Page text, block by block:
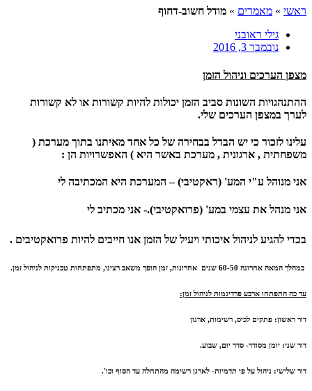
ראשי » מאמרים » מודל חשוב-דחוף
גילי ראובני
נובמבר 3, 2016
מצפן הערכים וניהול הזמן
ההתנהגויות השונות סביב הזמן יכולות להיות קשורות או לא קשורות
לערך במצפן הערכים שלי.
עלינו לזכור כי יש הבדל בבחירה של כל אחד מאיתנו בתוך מערכת (
משפחתית , ארגונית , מערכת באשר היא ) האפשרויות הן :
אני מנוהל ע"י המע' (ראקטיבי)– המערכת היא המכתיבה לי
אני מנהל את עצמי במע' (פרואקטיבי).- אני מכתיב לי
בכדי להגיע לניהול איכותי ויעיל של הזמן אנו חייבים להיות פרואקטיבים .
במהלך המאה אחרונה 60-50 שנים אחרונות, זמן הופך משאב רציני, מתפתחות טכניקות לניהול זמן.
עד כה התפתחו ארבע פרדיגמות לניהול זמן:
דור ראשון: פתקים לכיס, רשימות, ארגון
דור שני: יומן מסודר- סדר יום, שבוע.
דור שלישי: ניהול על פי תדמיות- לארגן רשימה מהתחלה עד הסוף וכו'.